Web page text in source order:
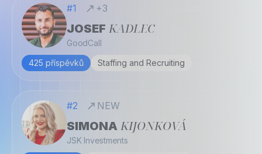
#1 +3
JOSEF KADLEC
GoodCall
425 příspěvků
Staffing and Recruiting
#2 NEW
SIMONA KIJONKOVÁ
JSK Investments